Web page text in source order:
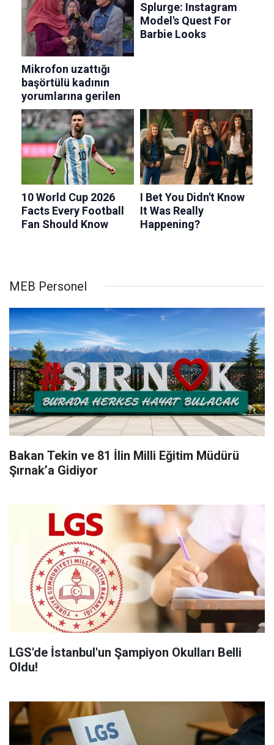
MEB Personel
Bakan Tekin ve 81 İlin Milli Eğitim Müdürü
Şırnak’a Gidiyor
LGS'de İstanbul'un Şampiyon Okulları Belli
Oldu!